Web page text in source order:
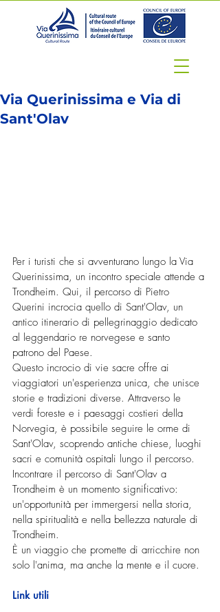
Via Querinissima e Via di
Sant'Olav
Per i turisti che si avventurano lungo la Via
Querinissima, un incontro speciale attende a
Trondheim. Qui, il percorso di Pietro
Querini incrocia quello di Sant'Olav, un
antico itinerario di pellegrinaggio dedicato
al leggendario re norvegese e santo
patrono del Paese.
Questo incrocio di vie sacre offre ai
viaggiatori un'esperienza unica, che unisce
storie e tradizioni diverse. Attraverso le
verdi foreste e i paesaggi costieri della
Norvegia, è possibile seguire le orme di
Sant'Olav, scoprendo antiche chiese, luoghi
sacri e comunità ospitali lungo il percorso.
Incontrare il percorso di Sant'Olav a
Trondheim è un momento significativo:
un'opportunità per immergersi nella storia,
nella spiritualità e nella bellezza naturale di
Trondheim.
È un viaggio che promette di arricchire non
solo l'anima, ma anche la mente e il cuore.
Link utili